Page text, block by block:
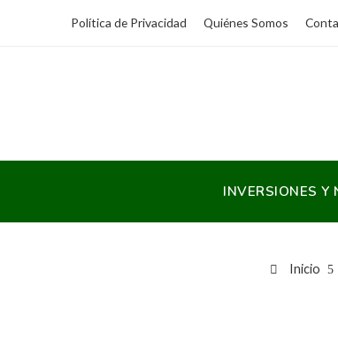
Política de Privacidad Quiénes Somos
INVERSIONES Y
Inicio